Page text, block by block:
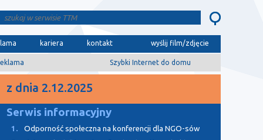
kariera kontakt wyślij film/zdjęcie
Szybki Internet do domu
z dnia 2.12.2025
Serwis informacyjny
1.
Odporność społeczna na konferencji dla NGO-sów